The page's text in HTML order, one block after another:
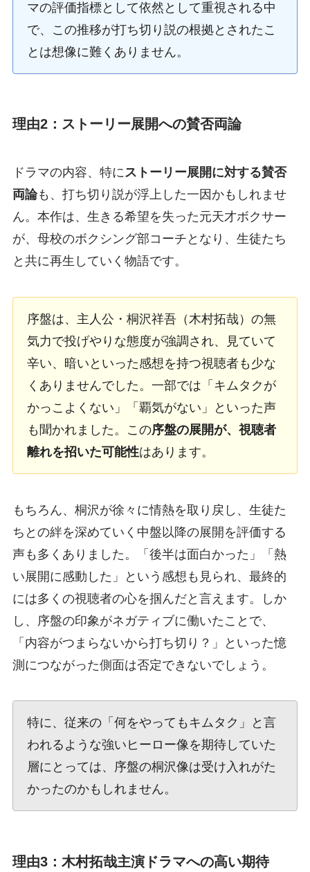
マの評価指標として依然として重視される中
で、この推移が打ち切り説の根拠とされたこ
とは想像に難くありません。
理由2：ストーリー展開への賛否両論
ドラマの内容、特に ストーリー展開に対する賛否
両論も、打ち切り説が浮上した一因かもしれませ
ん。本作は、生きる希望を失った元天才ボクサー
が、母校のボクシング部コーチとなり、生徒たち
と共に再生していく物語です。
序盤は、主人公・桐沢祥吾（木村拓哉）の無
気力で投げやりな態度が強調され、見ていて
辛い、暗いといった感想を持つ視聴者も少な
くありませんでした。一部では「キムタクが
かっこよくない」「覇気がない」といった声
も聞かれました。この序盤の展開が、視聴者
離れを招いた可能性はあります。
もちろん、桐沢が徐々に情熱を取り戻し、生徒た
ちとの絆を深めていく中盤以降の展開を評価する
声も多くありました。「後半は面白かった」「熱
い展開に感動した」という感想も見られ、最終的
には多くの視聴者の心を掴んだと言えます。しか
し、序盤の印象がネガティブに働いたことで、
「内容がつまらないから打ち切り？」といった憶
測につながった側面は否定できないでしょう。
特に、従来の「何をやってもキムタク」と言
われるような強いヒーロー像を期待していた
層にとっては、序盤の桐沢像は受け入れがた
かったのかもしれません。
理由3：木村拓哉主演ドラマへの高い期待